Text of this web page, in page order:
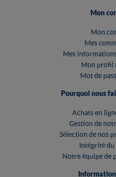
Mon
Mon
Mes
Mes
Mon profil
Mot de
Pourquoi nous
Achats en
Gestion de
Sélection de nos
Intégrité du
Notre équipe de